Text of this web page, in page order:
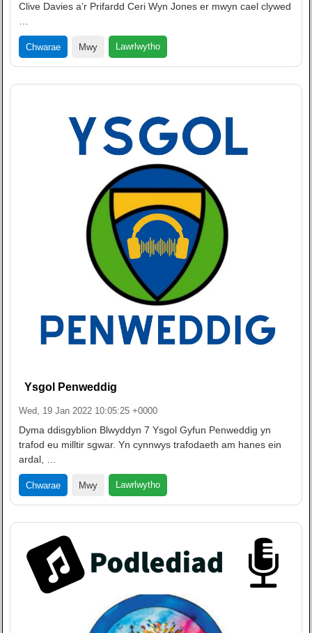
Clive Davies a’r Prifardd Ceri Wyn Jones er mwyn cael clywed
…
Chwarae Mwy Lawrlwytho
Ysgol Penweddig
Wed, 19 Jan 2022 10:05:25 +0000
Dyma ddisgyblion Blwyddyn 7 Ysgol Gyfun Penweddig yn
trafod eu milltir sgwar. Yn cynnwys trafodaeth am hanes ein
ardal, …
Chwarae Mwy Lawrlwytho